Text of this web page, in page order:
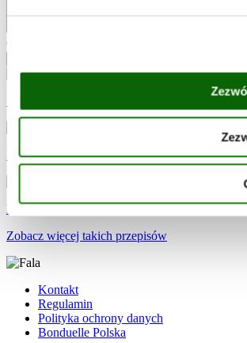
Oceń przepis:
Kotleciki z kaszy pęczak z buraczkami na
Dorsz pieczony z pomidorami i białą fasolą
Zobacz więcej takich przepisów
Kontakt
Regulamin
Polityka ochrony danych
Bonduelle Polska